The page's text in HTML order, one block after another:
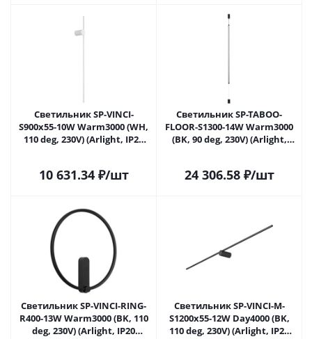
Светильник SP-VINCI-
S900x55-10W Warm3000 (WH,
110 deg, 230V) (Arlight, IP20
10 631.34₽/шт
Светильник SP-TABOO-
FLOOR-S1300-14W Warm3000
(BK, 90 deg, 230V) (Arlight,
24 306.58₽/шт
Светильник SP-VINCI-RING-
R400-13W Warm3000 (BK, 110
deg, 230V) (Arlight, IP20
Светильник SP-VINCI-M-
S1200x55-12W Day4000 (BK,
110 deg, 230V) (Arlight, IP20